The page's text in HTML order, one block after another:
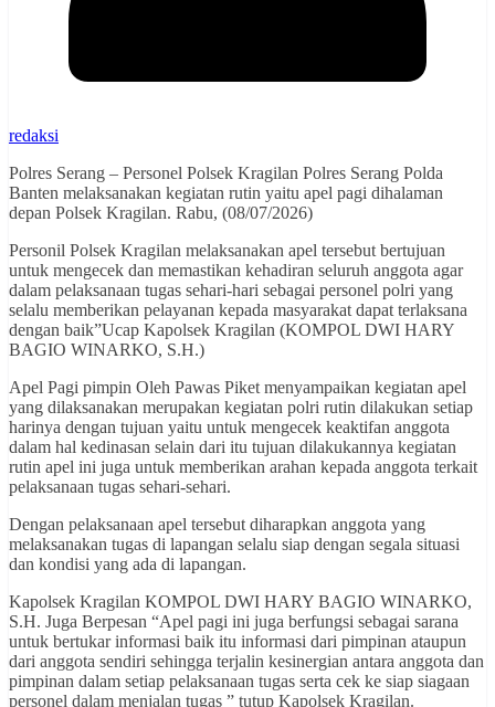
redaksi
Polres Serang – Personel Polsek Kragilan Polres Serang Polda
Banten melaksanakan kegiatan rutin yaitu apel pagi dihalaman
depan Polsek Kragilan. Rabu, (08/07/2026)
Personil Polsek Kragilan melaksanakan apel tersebut bertujuan
untuk mengecek dan memastikan kehadiran seluruh anggota agar
dalam pelaksanaan tugas sehari-hari sebagai personel polri yang
selalu memberikan pelayanan kepada masyarakat dapat terlaksana
dengan baik”Ucap Kapolsek Kragilan (KOMPOL DWI HARY
BAGIO WINARKO, S.H.)
Apel Pagi pimpin Oleh Pawas Piket menyampaikan kegiatan apel
yang dilaksanakan merupakan kegiatan polri rutin dilakukan setiap
harinya dengan tujuan yaitu untuk mengecek keaktifan anggota
dalam hal kedinasan selain dari itu tujuan dilakukannya kegiatan
rutin apel ini juga untuk memberikan arahan kepada anggota terkait
pelaksanaan tugas sehari-sehari.
Dengan pelaksanaan apel tersebut diharapkan anggota yang
melaksanakan tugas di lapangan selalu siap dengan segala situasi
dan kondisi yang ada di lapangan.
Kapolsek Kragilan KOMPOL DWI HARY BAGIO WINARKO,
S.H. Juga Berpesan “Apel pagi ini juga berfungsi sebagai sarana
untuk bertukar informasi baik itu informasi dari pimpinan ataupun
dari anggota sendiri sehingga terjalin kesinergian antara anggota dan
pimpinan dalam setiap pelaksanaan tugas serta cek ke siap siagaan
personel dalam menjalan tugas ” tutup Kapolsek Kragilan.